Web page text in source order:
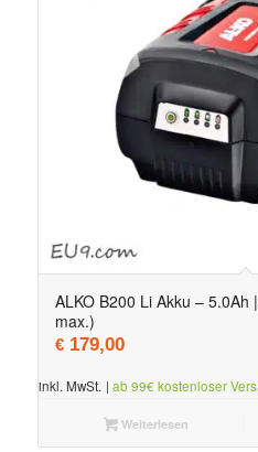
ALKO B200 Li Akku – 5.0Ah
max.)
€179,00
inkl. MwSt. | ab 99€ kostenloser
Weiterlesen